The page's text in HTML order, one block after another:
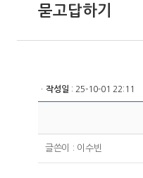
묻고답하기
ㆍ 작성일 : 25-10-01 22:11
글쓴이 : 이수빈